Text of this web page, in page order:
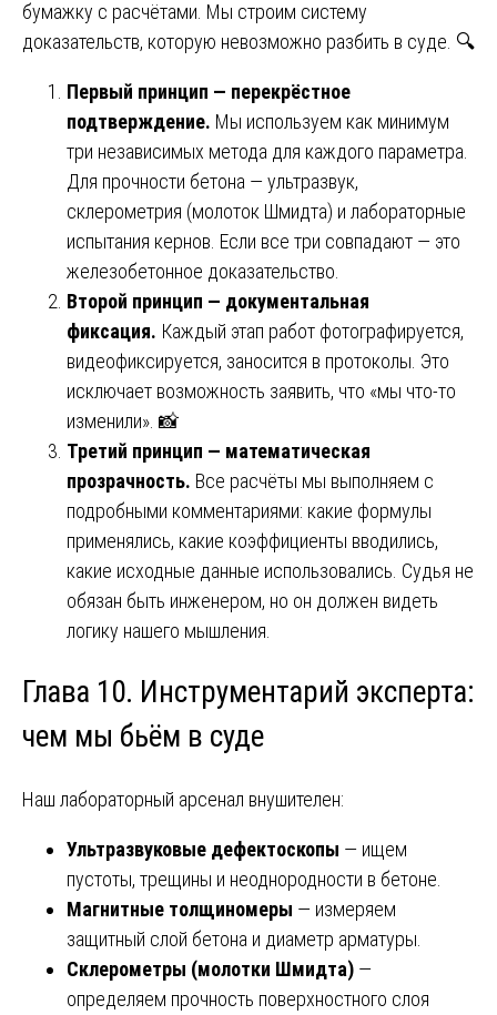
бумажку с расчётами. Мы строим систему
доказательств, которую невозможно разбить в суде. 🔍
Первый принцип — перекрёстное
подтверждение. Мы используем как минимум
три независимых метода для каждого параметра.
Для прочности бетона — ультразвук,
склерометрия (молоток Шмидта) и лабораторные
испытания кернов. Если все три совпадают — это
железобетонное доказательство.
Второй принцип — документальная
фиксация. Каждый этап работ фотографируется,
видеофиксируется, заносится в протоколы. Это
исключает возможность заявить, что «мы что-то
изменили». 📸
Третий принцип — математическая
прозрачность. Все расчёты мы выполняем с
подробными комментариями: какие формулы
применялись, какие коэффициенты вводились,
какие исходные данные использовались. Судья не
обязан быть инженером, но он должен видеть
логику нашего мышления.
Глава 10. Инструментарий эксперта:
чем мы бьём в суде
Наш лабораторный арсенал внушителен:
Ультразвуковые дефектоскопы — ищем
пустоты, трещины и неоднородности в бетоне.
Магнитные толщиномеры — измеряем
защитный слой бетона и диаметр арматуры.
Склерометры (молотки Шмидта) —
определяем прочность поверхностного слоя